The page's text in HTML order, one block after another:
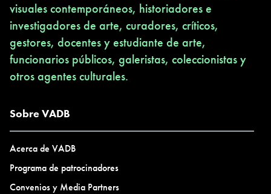
visuales contemporáneos, historiadores e
investigadores de arte, curadores, críticos,
gestores, docentes y estudiante de arte,
funcionarios públicos, galeristas, coleccionistas y
otros agentes culturales.
Sobre VADB
Acerca de VADB
Programa de patrocinadores
Convenios y Media Partners